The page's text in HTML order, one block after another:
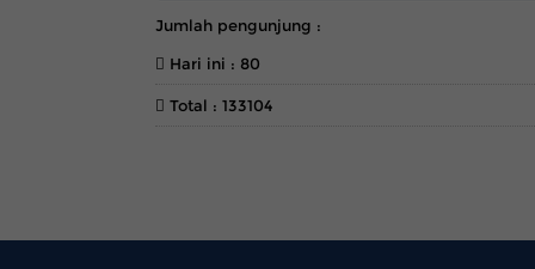
Jumlah pengunjung :
Hari ini : 80
Total : 133104